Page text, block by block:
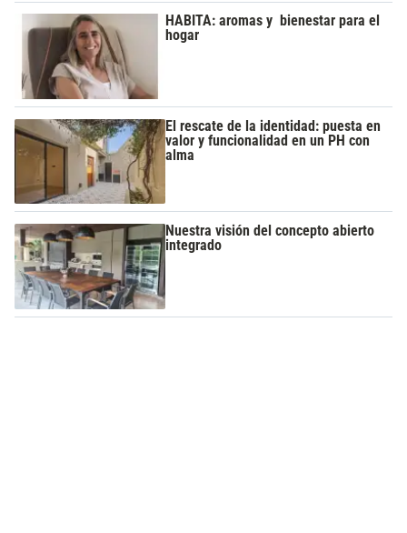
HABITA: aromas y bienestar para el
hogar
El rescate de la identidad: puesta en
valor y funcionalidad en un PH con
alma
Nuestra visión del concepto abierto
integrado